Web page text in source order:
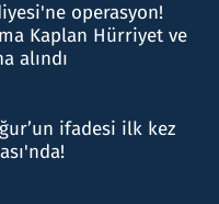
operasyon!
Kaplan Hürriyet ve
alındı
ifadesi ilk kez